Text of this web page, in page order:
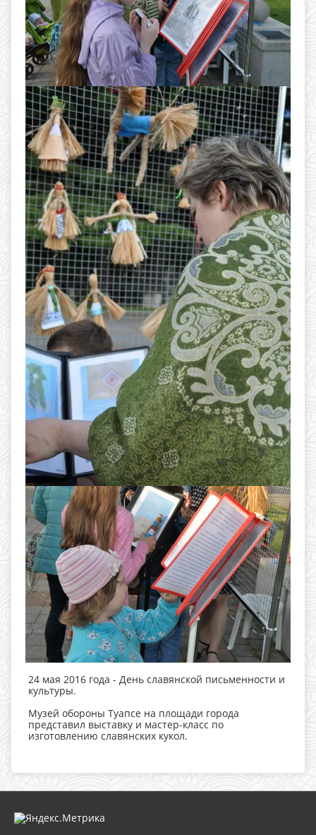
24 мая 2016 года - День славянской письменности и
культуры.
Музей обороны Туапсе на площади города
представил выставку и мастер-класс по
изготовлению славянских кукол.